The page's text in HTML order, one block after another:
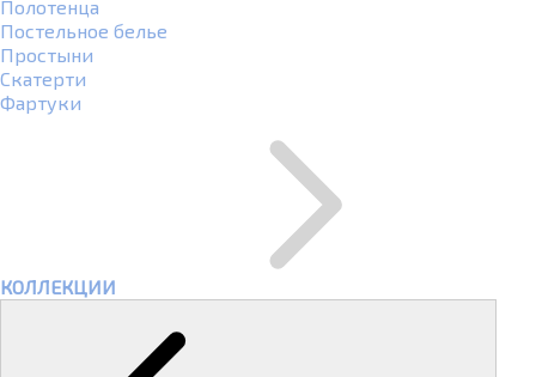
Полотенца
Постельное белье
Простыни
Скатерти
Фартуки
КОЛЛЕКЦИИ